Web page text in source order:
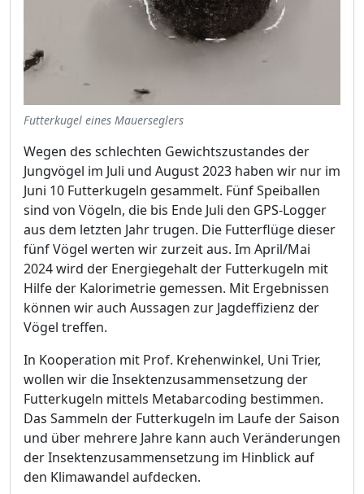
Futterkugel eines Mauerseglers
Wegen des schlechten Gewichtszustandes der
Jungvögel im Juli und August 2023 haben wir nur im
Juni 10 Futterkugeln gesammelt. Fünf Speiballen
sind von Vögeln, die bis Ende Juli den GPS-Logger
aus dem letzten Jahr trugen. Die Futterflüge dieser
fünf Vögel werten wir zurzeit aus. Im April/Mai
2024 wird der Energiegehalt der Futterkugeln mit
Hilfe der Kalorimetrie gemessen. Mit Ergebnissen
können wir auch Aussagen zur Jagdeffizienz der
Vögel treffen.
In Kooperation mit Prof. Krehenwinkel, Uni Trier,
wollen wir die Insektenzusammensetzung der
Futterkugeln mittels Metabarcoding bestimmen.
Das Sammeln der Futterkugeln im Laufe der Saison
und über mehrere Jahre kann auch Veränderungen
der Insektenzusammensetzung im Hinblick auf
den Klimawandel aufdecken.